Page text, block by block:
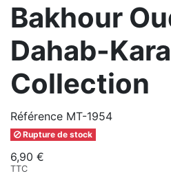
Bakhour
Dahab-
Collection
Référence MT-1954
Rupture de stock
6,90 €
TTC